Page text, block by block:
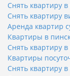
Снять квартиру
Снять квартиру
Аренда квартир
Квартиры в
Снять квартиру
Квартиры
Снять квартиру